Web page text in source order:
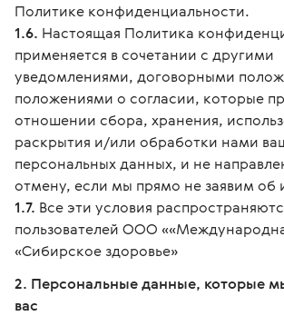
Политике конфиденциальности.
1.6. Настоящая Политика
применяется в сочетании с другими
уведомлениями, договорными
положениями о согласии, которые
отношении сбора, хранения,
раскрытия и/или обработки нами
персональных данных, и не
отмену, если мы прямо не заявим об
1.7. Все эти условия
пользователей ООО
«Сибирское здоровье»
2. Персональные данные, которые
вас